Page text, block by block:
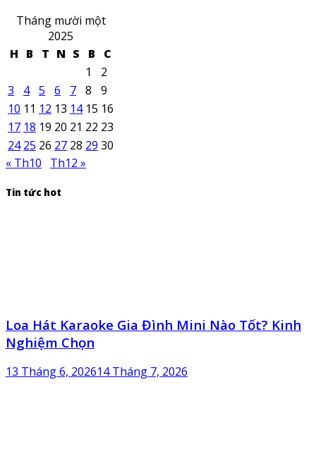
Tháng mười một
2025
H B T N S B
C
1
2
3
4 5 6 7 8
9
10 11 12 13 14 15 16
17 18 19 20 21 22 23
24 25 26 27 28 29 30
« Th10
Th12 »
Tin tức hot
Loa Hát Karaoke Gia Đình Mini Nào Tốt? Kinh
Nghiệm Chọn
13 Tháng 6, 202614 Tháng 7, 2026